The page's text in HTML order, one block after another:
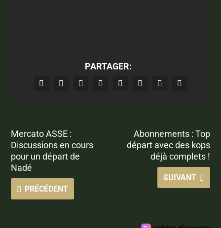
PARTAGER:
Mercato ASSE :
Discussions en cours
pour un départ de
Nadé
PRÉCÉDENT
Abonnements : Top
départ avec des kops
déjà complets !
SUIVANT